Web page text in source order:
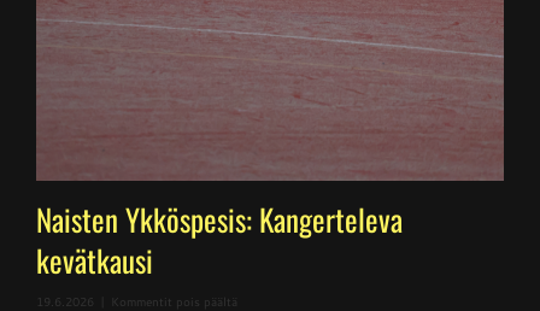
Naisten Ykköspesis: Kangerteleva
kevätkausi
19.6.2026 Kommentit pois päältä